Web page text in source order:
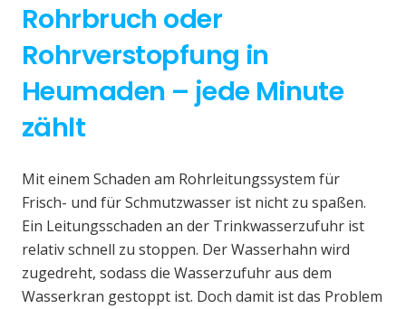
Rohrbruch oder
Rohrverstopfung in
Heumaden – jede Minute
zählt
Mit einem Schaden am Rohrleitungssystem für
Frisch- und für Schmutzwasser ist nicht zu spaßen.
Ein Leitungsschaden an der Trinkwasserzufuhr ist
relativ schnell zu stoppen. Der Wasserhahn wird
zugedreht, sodass die Wasserzufuhr aus dem
Wasserkran gestoppt ist. Doch damit ist das Problem